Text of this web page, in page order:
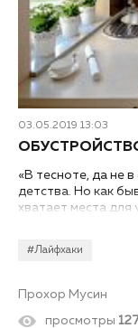
03.05.2019 13:03
#Лайфхаки
«В тесноте, да не
детства. Но как
хватает места
м.
Прохор Мусин
просмотры